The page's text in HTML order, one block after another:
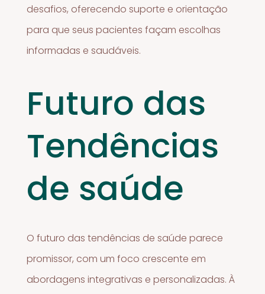
desafios, oferecendo suporte e orientação
para que seus pacientes façam escolhas
informadas e saudáveis.
Futuro das
Tendências
de saúde
O futuro das tendências de saúde parece
promissor, com um foco crescente em
abordagens integrativas e personalizadas. À